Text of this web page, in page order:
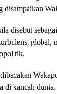
disampaikan
disebut
global,
di kancah dunia.